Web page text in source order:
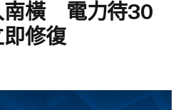
南橫 電力待30
即修復